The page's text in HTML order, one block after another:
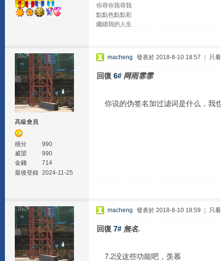
你尋你我尋我
點點色點點彩
繼續我的人生
高級會員
積分
990
威望
990
金錢
714
最後登錄 2024-11-25
macheng 發表於 2018-8-10 18:57 只
回復 6# 网雨霏霏
你说的伪签名加过滤词是什么，我
macheng 發表於 2018-8-10 18:59 只
回復 7# 無名.
7.2没这些功能吧，羡慕